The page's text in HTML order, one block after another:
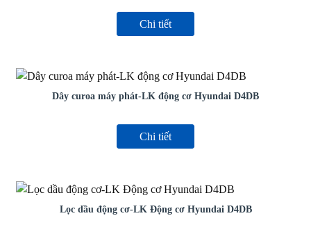
Chi tiết
Dây curoa máy phát-LK động cơ Hyundai D4DB
Chi tiết
Lọc dầu động cơ-LK Động cơ Hyundai D4DB